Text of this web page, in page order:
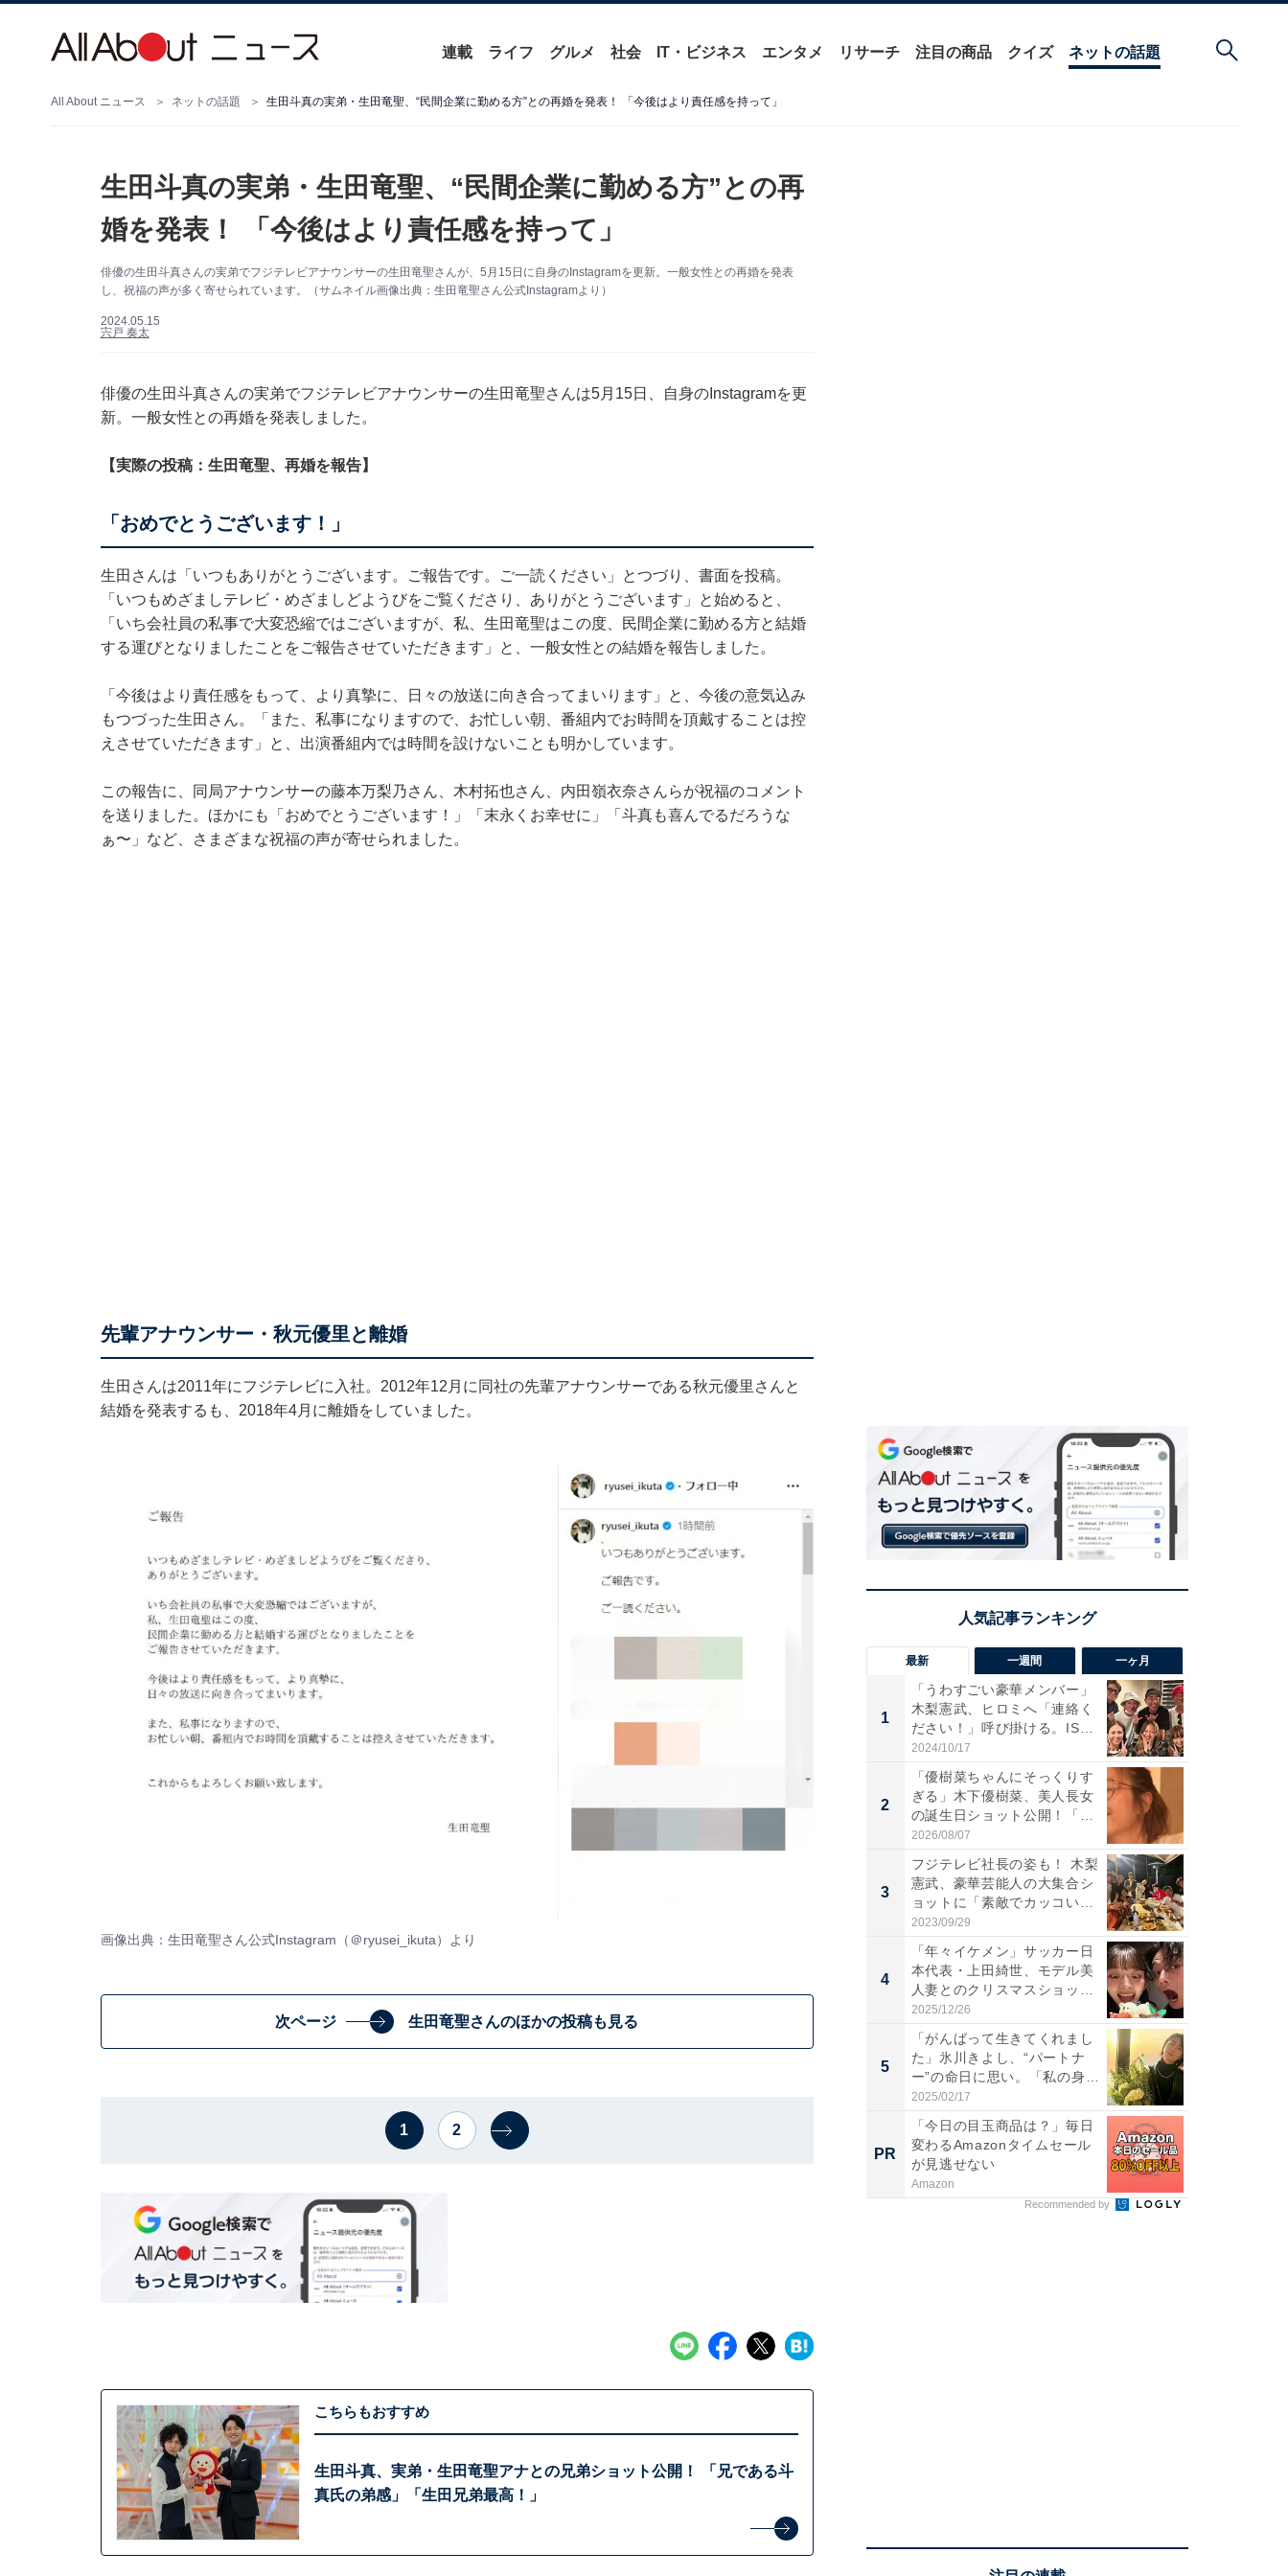
連載 ライフ グルメ 社会 IT・ビジネス エンタメ リサーチ 注目の商品 クイズ ネットの話題
All About ニュース ネットの話題 生田斗真の実弟・生田竜聖、“民間企業に勤める方”との再婚を発表！ 「今後はより責任感を持って」
生田斗真の実弟・生田竜聖、“民間企業に勤める方”との再
婚を発表！ 「今後はより責任感を持って」
俳優の生田斗真さんの実弟でフジテレビアナウンサーの生田竜聖さんが、5月15日に自身のInstagramを更新。一般女性との再婚を発表
し、祝福の声が多く寄せられています。（サムネイル画像出典：生田竜聖さん公式Instagramより）
2024.05.15
宍戸 奏太
俳優の生田斗真さんの実弟でフジテレビアナウンサーの生田竜聖さんは5月15日、自身のInstagramを更
新。一般女性との再婚を発表しました。
【実際の投稿：生田竜聖、再婚を報告】
「おめでとうございます！」
生田さんは「いつもありがとうございます。ご報告です。ご一読ください」とつづり、書面を投稿。
「いつもめざましテレビ・めざましどようびをご覧くださり、ありがとうございます」と始めると、
「いち会社員の私事で大変恐縮ではございますが、私、生田竜聖はこの度、民間企業に勤める方と結婚
する運びとなりましたことをご報告させていただきます」と、一般女性との結婚を報告しました。
「今後はより責任感をもって、より真摯に、日々の放送に向き合ってまいります」と、今後の意気込み
もつづった生田さん。「また、私事になりますので、お忙しい朝、番組内でお時間を頂戴することは控
えさせていただきます」と、出演番組内では時間を設けないことも明かしています。
この報告に、同局アナウンサーの藤本万梨乃さん、木村拓也さん、内田嶺衣奈さんらが祝福のコメント
を送りました。ほかにも「おめでとうございます！」「末永くお幸せに」「斗真も喜んでるだろうな
ぁ〜」など、さまざまな祝福の声が寄せられました。
先輩アナウンサー・秋元優里と離婚
生田さんは2011年にフジテレビに入社。2012年12月に同社の先輩アナウンサーである秋元優里さんと
結婚を発表するも、2018年4月に離婚をしていました。
画像出典：生田竜聖さん公式Instagram（ ＠ryusei_ikuta）より
次ページ 生田竜聖さんのほかの投稿も見る
1 2
こちらもおすすめ
生田斗真、実弟・生田竜聖アナとの兄弟ショット公開！ 「兄である斗
真氏の弟感」「生田兄弟最高！」
最新 一週間 一ヶ月
1
「うわすごい豪華メンバー」
木梨憲武、ヒロミへ「連絡く
ださい！」呼び掛ける。IS
S...
2024/10/17
2
「優樹菜ちゃんにそっくりす
ぎる」木下優樹菜、美人長女
の誕生日ショット公開！「1
4...
2026/08/07
3
フジテレビ社長の姿も！ 木梨
憲武、豪華芸能人の大集合シ
ョットに「素敵でカッコい
い...
2023/09/29
4
「年々イケメン」サッカー日
本代表・上田綺世、モデル美
人妻とのクリスマスショット
に...
2025/12/26
5
「がんばって生きてくれまし
た」氷川きよし、“パートナ
ー”の命日に思い。「私の身
体...
2025/02/17
PR
「今日の目玉商品は？」毎日
変わるAmazonタイムセール
が見逃せない
Amazon
Recommended by